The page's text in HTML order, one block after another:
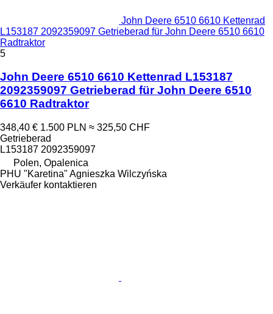
John Deere 6510 6610 Kettenrad
L153187 2092359097 Getrieberad für John Deere 6510 6610
Radtraktor
5
John Deere 6510 6610 Kettenrad L153187
2092359097 Getrieberad für John Deere 6510
6610 Radtraktor
348,40 € 1.500 PLN ≈ 325,50 CHF
Getrieberad
L153187 2092359097
Polen, Opalenica
PHU "Karetina" Agnieszka Wilczyńska
Verkäufer kontaktieren